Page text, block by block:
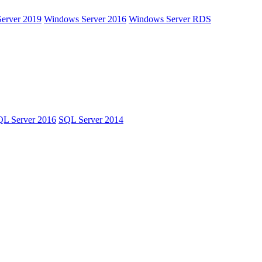
2019 Windows Server 2016 Windows Server RDS
Server 2016 SQL Server 2014